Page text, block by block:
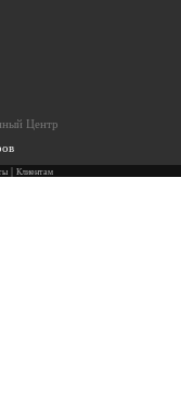
Центр
| Клиентам